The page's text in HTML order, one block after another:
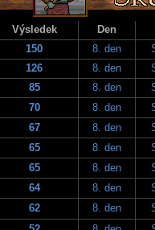
Výsledek
Den
150 8. den
126 8. den
85 8. den
70 8. den
67 8. den
65 8. den
65 8. den
64 8. den
62 8. den